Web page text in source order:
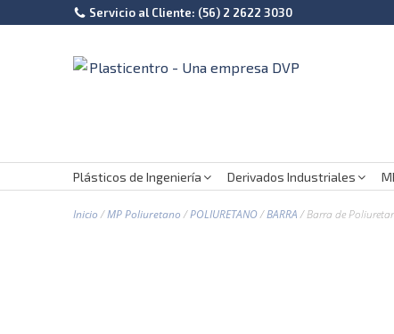
Servicio al Cliente: (56) 2 2622 3030
Plásticos de Ingeniería Derivados Industriales
Inicio/MP Poliuretano/POLIURETANO/BARRA/ Barra de